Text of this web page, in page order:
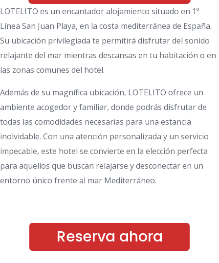
LOTELITO es un encantador alojamiento situado en 1º
Línea San Juan Playa, en la costa mediterránea de España.
Su ubicación privilegiada te permitirá disfrutar del sonido
relajante del mar mientras descansas en tu habitación o en
las zonas comunes del hotel.
Además de su magnífica ubicación, LOTELITO ofrece un
ambiente acogedor y familiar, donde podrás disfrutar de
todas las comodidades necesarias para una estancia
inolvidable. Con una atención personalizada y un servicio
impecable, este hotel se convierte en la elección perfecta
para aquellos que buscan relajarse y desconectar en un
entorno único frente al mar Mediterráneo.
Reserva ahora